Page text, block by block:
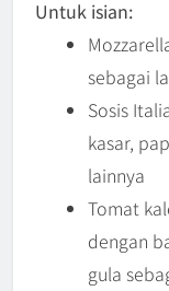
Untuk isian:
sebagai
Sosis
kasar,
lainnya
Tomat
dengan
gula